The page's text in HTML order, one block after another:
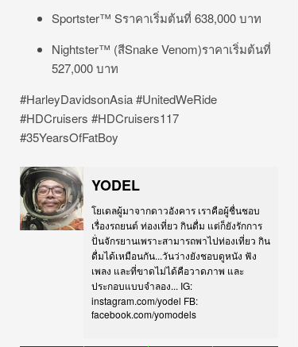
Sportster™ Sราคาเริ่มต้นที่ 638,000 บาท
Nightster™ (สีSnake Venom)ราคาเริ่มต้นที่
527,000 บาท
#HarleyDavidsonAsia #UnitedWeRide
#HDCruisers #HDCruisers117
#35YearsOfFatBoy
YODEL
โยเดลผู้มาจากดาวอังคาร เราคือผู้ชื่นชอบ
เรื่องรถยนต์ ท่องเที่ยว กินดื่ม แต่ก็ยังรักการ
ปั่นจักรยานเพราะสามารถพาไปท่องเที่ยว กิน
ดื่มได้เหมือนกัน...วันว่างยังชอบดูหนัง ฟัง
เพลง และที่ขาดไม่ได้คือวาดภาพ และ
ประกอบแบบจำลอง... IG:
instagram.com/yodel FB:
facebook.com/yomodels